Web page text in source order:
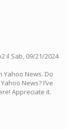
il Sab, 09/21/2024
News. Do
News? I’ve
Appreciate it.